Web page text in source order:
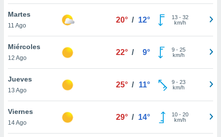
de
Martes
11 Ago
20° / 12° 13- 32
km/h
Miércoles
12 Ago
22° / 9° 9- 25
km/h
Jueves
13 Ago
25° / 11° 9- 23
km/h
Viernes
14 Ago
29° / 14° 10- 20
km/h